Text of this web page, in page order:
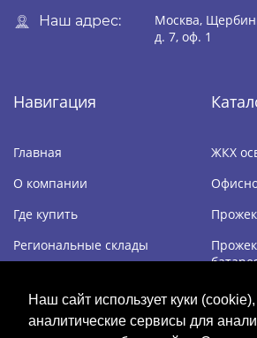
Наш сайт использует куки
аналитические сервисы для
Наш адрес:
Москва,
д. 7, оф. 1
Навигация
Главная
О компании
Где купить
Региональные склады
Контакты
ЖКХ